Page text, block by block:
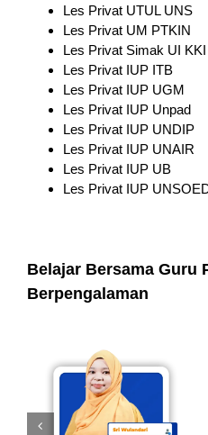
Les Privat UTUL UNS
Les Privat UM PTKIN
Les Privat Simak UI KKI
Les Privat IUP ITB
Les Privat IUP UGM
Les Privat IUP Unpad
Les Privat IUP UNDIP
Les Privat IUP UNAIR
Les Privat IUP UB
Les Privat IUP
Belajar Bersama Guru
Berpengalaman